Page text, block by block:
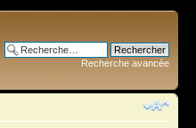
Recherche avancée